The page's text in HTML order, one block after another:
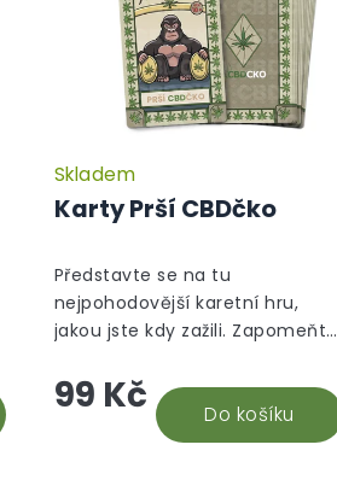
Průměrné
hodnocení
produktu
hvězdiček.
Karty Prší CBDčko
Skladem
99 Kč Do košíku
Představte se na tu
nejpohodovější karetní hru,
jakou jste kdy zažili. Zapomeňte
partie Prší právě dostala nový
rozměr! Přichází karty "Prší...